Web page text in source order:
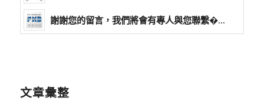
謝謝您的留言，我們將會有專人與您聯繫�...
文章彙整